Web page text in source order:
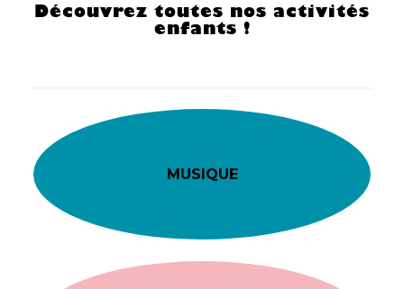
Découvrez toutes nos activités
enfants !
MUSIQUE